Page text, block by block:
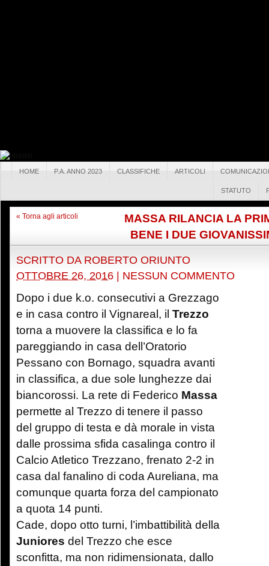
HOME P.A. ANNO 2023 CLASSIFICHE ARTICOLI
STATUTO
« Torna agli articoli
MASSA RILANCIA LA
BENE I DUE
SCRITTO DA ROBERTO ORIUNTO
OTTOBRE 26, 2016
NESSUN COMMENTO
Dopo i due k.o. consecutivi a Grezzago
e in casa contro il Vignareal, il Trezzo
torna a muovere la classifica e lo fa
pareggiando in casa dell’Oratorio
Pessano con Bornago, squadra avanti
in classifica, a due sole lunghezze dai
biancorossi. La rete di Federico Massa
permette al Trezzo di tenere il passo
del gruppo di testa e dà morale in vista
dalle prossima sfida casalinga contro il
Calcio Atletico Trezzano, frenato 2-2 in
casa dal fanalino di coda Aureliana, ma
comunque quarta forza del campionato
a quota 14 punti.
Cade, dopo otto turni, l’imbattibilità della
Juniores del Trezzo che esce
sconfitta, ma non ridimensionata, dallo